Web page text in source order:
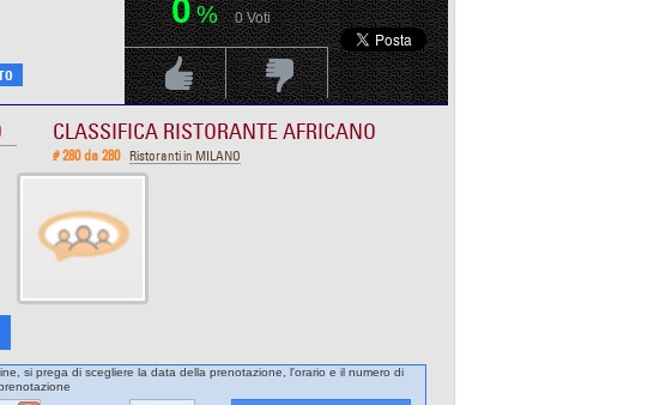
0% 0Voti
Voti PositivoVoti Negativo
CLASSIFICA RISTORANTE AFRICANO
# 280 da 280 Ristoranti in MILANO
si prega di scegliere la data della prenotazione, l'orario e il numero di